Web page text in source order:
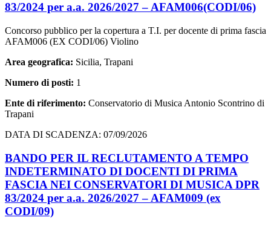
83/2024 per a.a. 2026/2027 – AFAM006(CODI/06)
Concorso pubblico per la copertura a T.I. per docente di prima fascia
AFAM006 (EX CODI/06) Violino
Area geografica: Sicilia, Trapani
Numero di posti: 1
Ente di riferimento: Conservatorio di Musica Antonio Scontrino di
Trapani
DATA DI SCADENZA: 07/09/2026
BANDO PER IL RECLUTAMENTO A TEMPO
INDETERMINATO DI DOCENTI DI PRIMA
FASCIA NEI CONSERVATORI DI MUSICA DPR
83/2024 per a.a. 2026/2027 – AFAM009 (ex
CODI/09)